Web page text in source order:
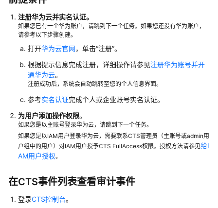
IAM
身
份
中
心
多
素
认
证
（MFA）
通
IAM
予
注册华为云并实名认证。
如果您已有一个华为账户，请跳到下一个任务。如果您还没有华为账户，
请参考以下步骤创建。
打开华为云官网，单击“注册”。
根据提示信息完成注册，详细操作请参见注册华为账号并开
通华为云。
注册成功后，系统会自动跳转至您的个人信息界面。
参考实名认证完成个人或企业账号实名认证。
为用户添加操作权限。
如果您是以主账号登录华为云，请跳到下一个任务。
如果您是以IAM用户登录华为云，需要联系CTS管理员（主账号或admin用
户组中的用户）对IAM用户授予CTS FullAccess权限。授权方法请参见给I
AM用户授权。
在CTS事件列表查看审计事件
登录CTS控制台。